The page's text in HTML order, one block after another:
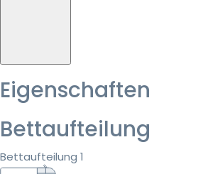
Eigenschaften
Bettaufteilung
Bettaufteilung 1